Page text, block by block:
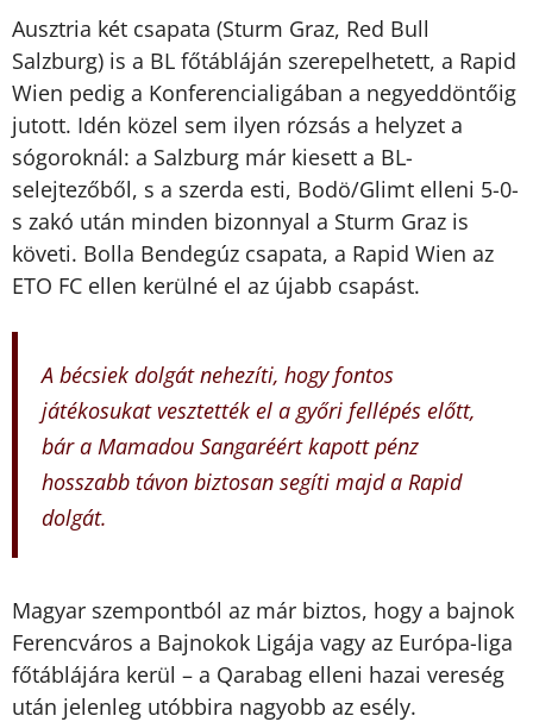
Ausztria két csapata (Sturm Graz, Red Bull
Salzburg) is a BL főtábláján szerepelhetett, a Rapid
Wien pedig a Konferencialigában a negyeddöntőig
jutott. Idén közel sem ilyen rózsás a helyzet a
sógoroknál: a Salzburg már kiesett a BL-
selejtezőből, s a szerda esti, Bodö/Glimt elleni 5-0-
s zakó után minden bizonnyal a Sturm Graz is
követi. Bolla Bendegúz csapata, a Rapid Wien az
ETO FC ellen kerülné el az újabb csapást.
A bécsiek dolgát nehezíti, hogy fontos
játékosukat vesztették el a győri fellépés előtt,
bár a Mamadou Sangaréért kapott pénz
hosszabb távon biztosan segíti majd a Rapid
dolgát.
Magyar szempontból az már biztos, hogy a bajnok
Ferencváros a Bajnokok Ligája vagy az Európa-liga
főtáblájára kerül – a Qarabag elleni hazai vereség
után jelenleg utóbbira nagyobb az esély.